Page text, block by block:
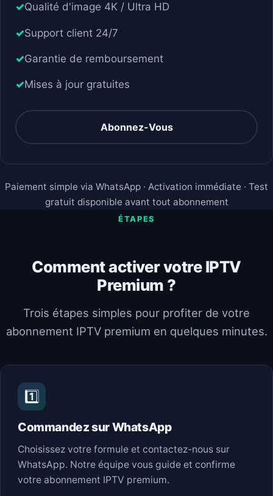
Qualité d'image 4K / Ultra HD
Support client 24/7
Garantie de remboursement
Mises à jour gratuites
Abonnez-Vous
Paiement simple via WhatsApp · Activation immédiate · Test
gratuit disponible avant tout abonnement
ÉTAPES
Comment activer votre IPTV
Premium ?
Trois étapes simples pour profiter de votre
abonnement IPTV premium en quelques minutes.
1️⃣
Commandez sur WhatsApp
Choisissez votre formule et contactez-nous sur
WhatsApp. Notre équipe vous guide et confirme
votre abonnement IPTV premium.